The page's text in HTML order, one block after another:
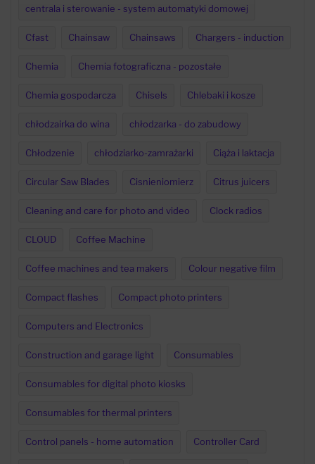
centrala i sterowanie - system automatyki domowej
Cfast Chainsaw Chainsaws Chargers - induction
Chemia Chemia fotograficzna - pozostałe
Chemia gospodarcza Chisels Chlebaki i kosze
chłodzairka do wina chłodzarka - do zabudowy
Chłodzenie chłodziarko-zamrażarki Ciąża i laktacja
Circular Saw Blades Cisnieniomierz Citrus juicers
Cleaning and care for photo and video Clock radios
CLOUD Coffee Machine
Coffee machines and tea makers Colour negative film
Compact flashes Compact photo printers
Computers and Electronics
Construction and garage light Consumables
Consumables for digital photo kiosks
Consumables for thermal printers
Control panels - home automation Controller Card